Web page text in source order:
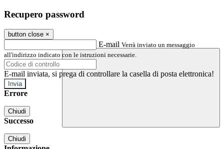
Recupero password
button close ×
E-mail Verrà inviato un messaggio
all'indirizzo indicato con le istruzioni necessarie.
E-mail inviata, si prega di controllare la casella di posta elettronica!
Errore
Chiudi
Successo
Chiudi